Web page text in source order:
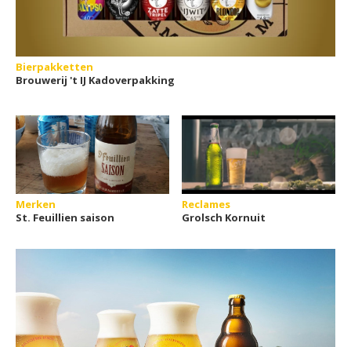
Bierpakketten
Brouwerij 't IJ Kadoverpakking
Merken
St. Feuillien saison
Reclames
Grolsch Kornuit